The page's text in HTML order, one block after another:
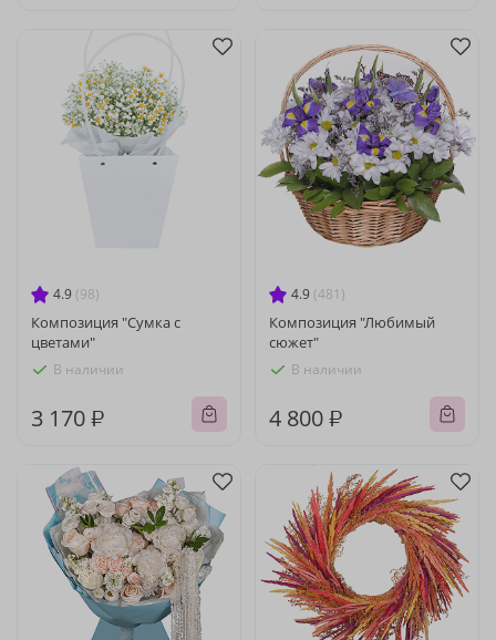
4.9 (98)
Композиция "Сумка с
цветами"
В наличии
3 170 ₽
4.9 (481)
Композиция "Любимый
сюжет"
В наличии
4 800 ₽